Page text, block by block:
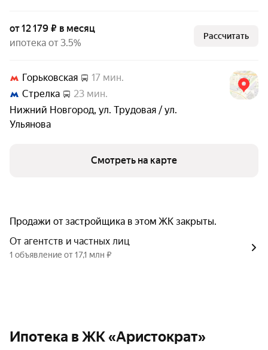
от 12 179 ₽ в месяц
ипотека от 3.5%
Рассчитать
Горьковская
17 мин.
Стрелка
23 мин.
Нижний Новгород, ул. Трудовая / ул.
Ульянова
Смотреть на карте
Продажи от застройщика в этом ЖК закрыты.
От агентств и частных лиц
1 объявление от 17,1 млн ₽
Ипотека в ЖК «Аристократ»